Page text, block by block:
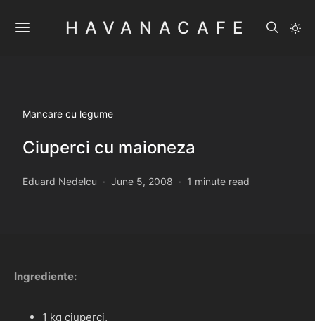
HAVANACAFE
Mancare cu legume
Ciuperci cu maioneza
Eduard Nedelcu June 5, 2008 1 minute read
Ingrediente:
1 kg ciuperci,